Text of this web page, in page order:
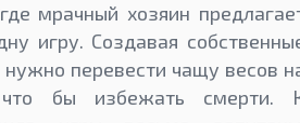
мрачный хозяин
игру. Создавая
перевести чащу весов
бы избежать смерти.